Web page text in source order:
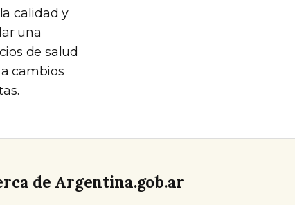
calidad y
una
de salud
cambios
de Argentina.gob.ar